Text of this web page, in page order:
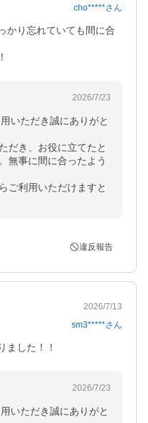
cho*****さん
かり忘れていても間に合
2026/7/23
いただき誠にありがと
だき、お役に立てたと
無事に間に合ったよう
ご利用いただけますと
違反報告
2026/7/13
sm3*****さん
ました！！
2026/7/23
いただき誠にありがと